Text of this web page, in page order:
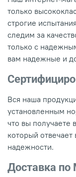
только
строгие
следим за
только с
вам надежные и
Вся наша
установленным
что вы получаете
который
надежности.
Доставка